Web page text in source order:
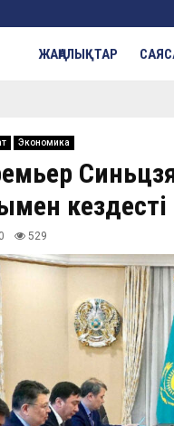
ЖАҢАЛЫҚТАР
Экономика
кездесті
0 529